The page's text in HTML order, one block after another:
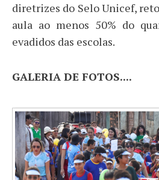
diretrizes do Selo Unicef,
aula ao menos 50% do
evadidos das escolas.
GALERIA DE FOTOS....